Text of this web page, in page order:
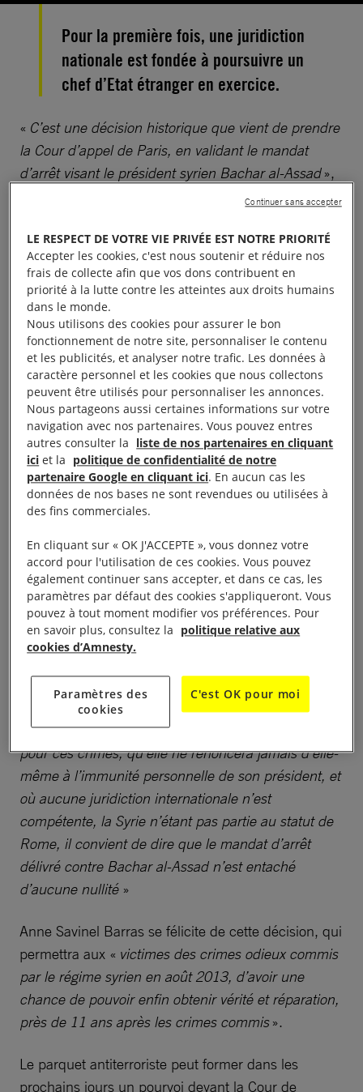
Pour la première fois, une juridiction
nationale est fondée à poursuivre un
chef d’Etat étranger en exercice.
« C’est une décision historique que vient de prendre
la Cour d’appel de Paris, en validant le mandat
d’arrêt visant le président syrien Bachar al-Assad»,
a déclaré Anne Savinel Barras, présidente
complicité de crimes contre l’humanité pour les
attaques chimiques perpétrées en août 2013,
Bachar el-Assad devient le premier chef d’Etat
étranger en exercice concerné par un mandat
d’arrêt délivré par une juridiction nationale.
«Alors que le Parquet national antiterroriste avait
demandé l’abandon des charges, en raison de
l’immunité personnelle des présidents en exercice,
la Cour a pris une décision contraire, ce qui
constitue une décision inédite», a déclaré Anne
Savinel Barras.
affirmé que «l’interdiction de l’emploi des armes
chimiques fait partie du droit international coutumier
en tant que norme impérative et que les crimes
internationaux dont sont saisis les juges d’instruction
ne peuvent être considérés comme faisant partie
Elle ajoute que «
dans la mesure où il parait évident
que la Syrie ne poursuivra jamais Bachar al-Assad
pour ces crimes, qu’elle ne renoncera jamais d’elle-
même à l’immunité personnelle de son président, et
où aucune juridiction internationale n’est
compétente, la Syrie n’étant pas partie au statut de
Rome, il convient de dire que le mandat d’arrêt
délivré contre Bachar al-Assad n’est entaché
d’aucune nullité »
Anne Savinel Barras se félicite de cette décision, qui
permettra aux « victimes des crimes odieux commis
par le régime syrien en août 2013, d’avoir une
chance de pouvoir enfin obtenir vérité et réparation,
près de 11 ans après les crimes commis».
Le parquet antiterroriste peut former dans les
prochains jours un pourvoi devant la Cour de
LE RESPECT DE VOTRE VIE PRIVÉE EST NOTRE PRIORITÉ
Accepter les cookies, c'est nous soutenir et réduire nos
frais de collecte afin que vos dons contribuent en
priorité à la lutte contre les atteintes aux droits humains
dans le monde.
Nous utilisons des cookies pour assurer le bon
fonctionnement de notre site, personnaliser le contenu
et les publicités, et analyser notre trafic. Les données à
caractère personnel et les cookies que nous collectons
peuvent être utilisés pour personnaliser les annonces.
Nous partageons aussi certaines informations sur votre
navigation avec nos partenaires. Vous pouvez entres
autres consulter la liste de nos partenaires en cliquant
ici et la politique de confidentialité de notre
partenaire Google en cliquant ici. En aucun cas les
données de nos bases ne sont revendues ou utilisées à
des fins commerciales.
En cliquant sur « OK J'ACCEPTE », vous donnez votre
accord pour l'utilisation de ces cookies. Vous pouvez
également continuer sans accepter, et dans ce cas, les
paramètres par défaut des cookies s'appliqueront. Vous
pouvez à tout moment modifier vos préférences. Pour
en savoir plus, consultez la politique relative aux
cookies d’Amnesty.
Paramètres des
cookies
C'est OK pour moi
Continuer sans accepter